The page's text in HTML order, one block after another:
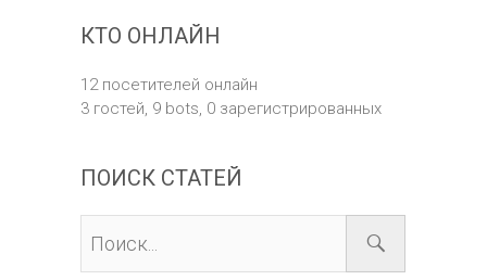
КТО ОНЛАЙН
12 посетителей онлайн
3 гостей, 9 bots, 0 зарегистрированных
ПОИСК СТАТЕЙ